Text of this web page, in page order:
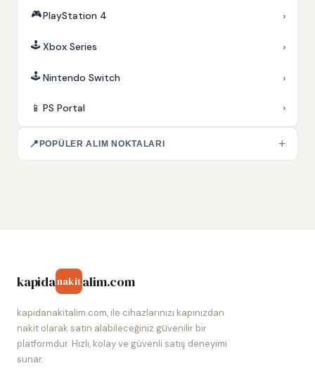
🎮PlayStation 4 ›
🕹️ Xbox Series ›
🕹️ Nintendo Switch ›
📱 PS Portal ›
📍 POPÜLER ALIM NOKTALARI +
kapidanakitalim.com
kapidanakitalim.com, ile cihazlarınızı kapınızdan
nakit olarak satın alabileceğiniz güvenilir bir
platformdur. Hızlı, kolay ve güvenli satış deneyimi
sunar.